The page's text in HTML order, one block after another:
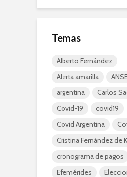
Temas
Alberto Fernández
Alerta amarilla
argentina
Carlos
Covid-19
covid19
Covid Argentina
Cristina Fernández de
cronograma de pagos
Efemérides